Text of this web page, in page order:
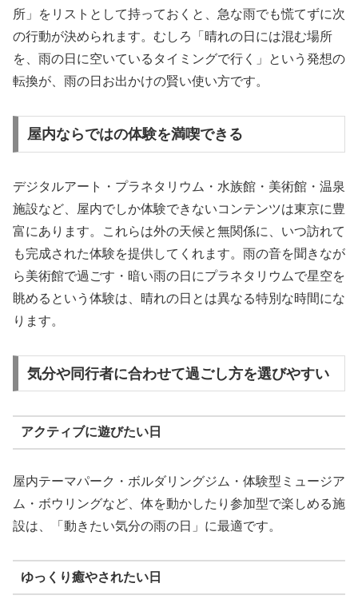
所」をリストとして持っておくと、急な雨でも慌てずに次
の行動が決められます。むしろ「晴れの日には混む場所
を、雨の日に空いているタイミングで行く」という発想の
転換が、雨の日お出かけの賢い使い方です。
屋内ならではの体験を満喫できる
デジタルアート・プラネタリウム・水族館・美術館・温泉
施設など、屋内でしか体験できないコンテンツは東京に豊
富にあります。これらは外の天候と無関係に、いつ訪れて
も完成された体験を提供してくれます。雨の音を聞きなが
ら美術館で過ごす・暗い雨の日にプラネタリウムで星空を
眺めるという体験は、晴れの日とは異なる特別な時間にな
ります。
気分や同行者に合わせて過ごし方を選びやすい
アクティブに遊びたい日
屋内テーマパーク・ボルダリングジム・体験型ミュージア
ム・ボウリングなど、体を動かしたり参加型で楽しめる施
設は、「動きたい気分の雨の日」に最適です。
ゆっくり癒やされたい日